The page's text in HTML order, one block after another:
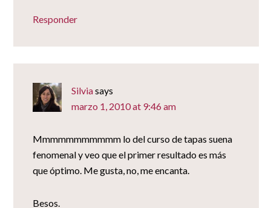
Responder
Silviasays
marzo 1, 2010 at 9:46 am
Mmmmmmmmmmm lo del curso de tapas suena
fenomenal y veo que el primer resultado es más
que óptimo. Me gusta, no, me encanta.
Besos.